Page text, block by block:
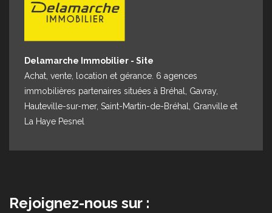
Delamarche Immobilier - Site
Achat, vente, location et gérance. 6 agences
immobilières partenaires situées à Bréhal, Gavray,
Hauteville-sur-mer, Saint-Martin-de-Bréhal, Granville et
La Haye Pesnel
Rejoignez-nous sur :